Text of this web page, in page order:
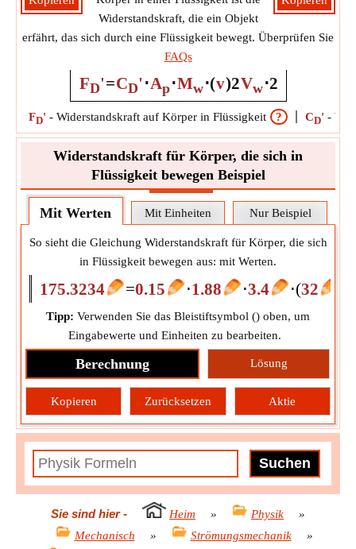
Widerstandskraft, die ein Objekt
erfährt, das sich durch eine Flüssigkeit bewegt. Überprüfen Sie
FAQs
FD'=CD'⋅Ap⋅Mw⋅(v)2Vw⋅2
FD' - Widerstandskraft auf Körper in Flüssigkeit ? CD' -
Widerstandskraft für Körper, die sich in
Flüssigkeit bewegen Beispiel
Mit Werten Mit Einheiten Nur Beispiel
So sieht die Gleichung Widerstandskraft für Körper, die sich
in Flüssigkeit bewegen aus: mit Werten.
175.3234 =0.15 ⋅1.88 ⋅3.4 ⋅(32
Tipp: Verwenden Sie das Bleistiftsymbol () oben, um
Eingabewerte und Einheiten zu bearbeiten.
Berechnung Lösung
Kopieren Zurücksetzen Aktie
Sie sind hier- Heim » Physik
»
Mechanisch
» Strömungsmechanik
»